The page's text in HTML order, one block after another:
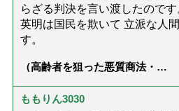
らざる判決を言い渡したので
英明は国民を欺いて 立派な人
す。
（高齢者を狙った悪質商法・訪
ないための4つの対策「騙されや
すい人の特徴は？」【社会福祉
ももりん3030